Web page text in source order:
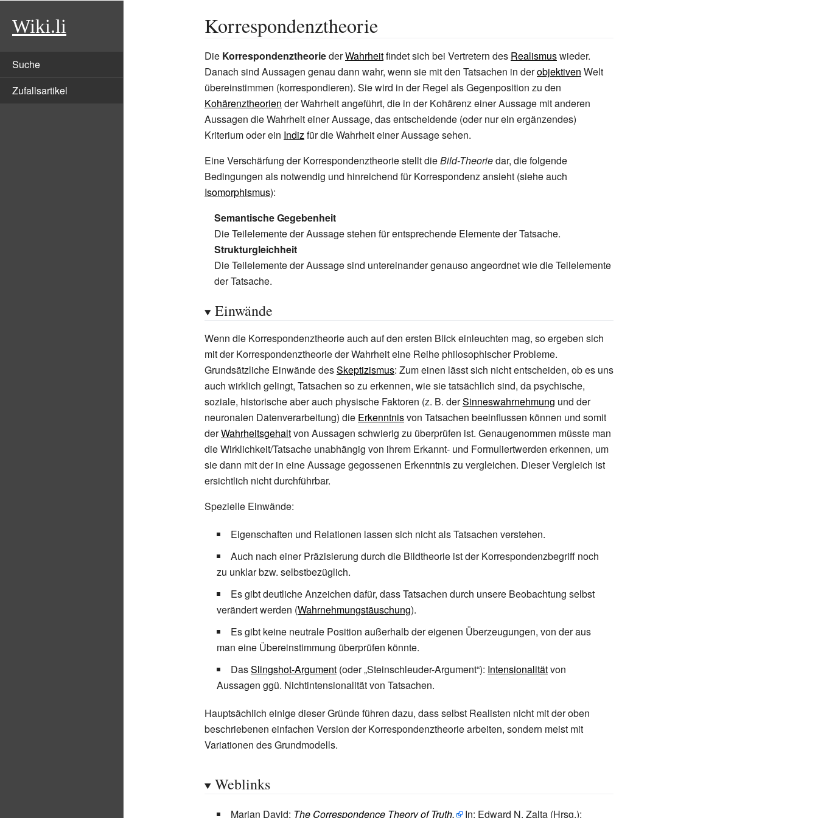
Wiki.li
Suche
Zufallsartikel
Korrespondenztheorie
Die KorrespondenztheoriederWahrheitfindet sich bei Vertretern des Realismuswieder.
Danach sind Aussagen genau dann wahr, wenn sie mit den Tatsachen in derobjektiven Welt
übereinstimmen (korrespondieren). Sie wird in der Regel als Gegenposition zu den
Kohärenztheorien der Wahrheit angeführt, die in der Kohärenz einer Aussage mit anderen
Aussagen die Wahrheit einer Aussage, das entscheidende (oder nur ein ergänzendes)
Kriterium oder ein Indizfür die Wahrheit einer Aussage sehen.
Eine Verschärfung der Korrespondenztheorie stellt dieBild-Theoriedar, die folgende
Bedingungen als notwendig und hinreichend für Korrespondenz ansieht (siehe auch
Isomorphismus):
Semantische Gegebenheit
Die Teilelemente der Aussage stehen für entsprechende Elemente der Tatsache.
Strukturgleichheit
Die Teilelemente der Aussage sind untereinander genauso angeordnet wie die Teilelemente
der Tatsache.
Einwände
Wenn die Korrespondenztheorie auch auf den ersten Blick einleuchten mag, so ergeben sich
mit der Korrespondenztheorie der Wahrheit eine Reihe philosophischer Probleme.
Grundsätzliche Einwände desSkeptizismus: Zum einen lässt sich nicht entscheiden, ob es uns
auch wirklich gelingt, Tatsachen so zu erkennen, wie sie tatsächlich sind, da psychische,
soziale, historische aber auch physische Faktoren (z. B. derSinneswahrnehmung und der
neuronalen Datenverarbeitung) die Erkenntnisvon Tatsachen beeinflussen können und somit
derWahrheitsgehaltvon Aussagen schwierig zu überprüfen ist. Genaugenommen müsste man
die Wirklichkeit/Tatsache unabhängig von ihrem Erkannt- und Formuliertwerden erkennen, um
sie dann mit der in eine Aussage gegossenen Erkenntnis zu vergleichen. Dieser Vergleich ist
ersichtlich nicht durchführbar.
Spezielle Einwände:
Eigenschaften und Relationen lassen sich nicht als Tatsachen verstehen.
Auch nach einer Präzisierung durch die Bildtheorie ist der Korrespondenzbegriff noch
zu unklar bzw. selbstbezüglich.
Es gibt deutliche Anzeichen dafür, dass Tatsachen durch unsere Beobachtung selbst
verändert werden (Wahrnehmungstäuschung).
Es gibt keine neutrale Position außerhalb der eigenen Überzeugungen, von der aus
man eine Übereinstimmung überprüfen könnte.
DasSlingshot-Argument (oder „Steinschleuder-Argument“): Intensionalitätvon
Aussagen ggü. Nichtintensionalität von Tatsachen.
Hauptsächlich einige dieser Gründe führen dazu, dass selbst Realisten nicht mit der oben
beschriebenen einfachen Version der Korrespondenztheorie arbeiten, sondern meist mit
Variationen des Grundmodells.
Weblinks
Marian David: The Correspondence Theory of Truth. In: Edward N. Zalta (Hrsg.):